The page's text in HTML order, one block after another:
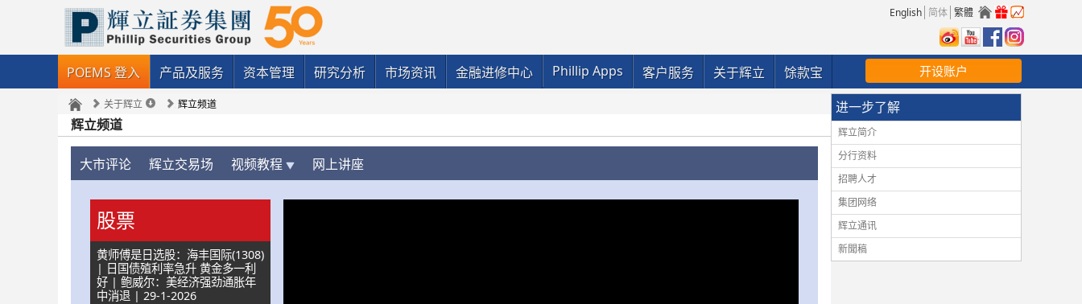
English 简体 繁體
POEMS 登入 产品及服务 资本管理 研究分析 市场资讯 金融进修中心 Phillip Apps 客户服务 关于辉立 馀款宝 开设账户
关于辉立 辉立频道
辉立频道
大市评论 辉立交易场 视频教程 网上讲座
股票
黄师傅是日选股：海丰国际(1308)
| 日国债殖利率急升 黄金多一利
好 | 鲍威尔：美经济强劲通胀年
中消退 | 29-1-2026
进一步了解
辉立简介
分行资料
招聘人才
集团网络
辉立通讯
新聞稿